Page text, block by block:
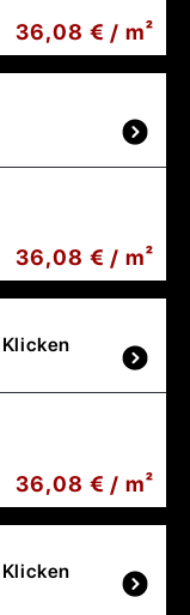
36,08 € / m²
36,08 € / m²
36,08 € / m²